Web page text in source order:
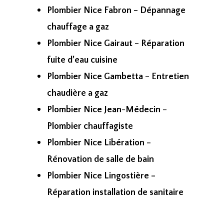
Plombier Nice Fabron – Dépannage
chauffage a gaz
Plombier Nice Gairaut – Réparation
fuite d’eau cuisine
Plombier Nice Gambetta – Entretien
chaudière a gaz
Plombier Nice Jean-Médecin –
Plombier chauffagiste
Plombier Nice Libération –
Rénovation de salle de bain
Plombier Nice Lingostière –
Réparation installation de sanitaire